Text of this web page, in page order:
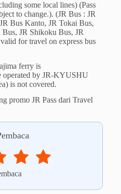
some local lines) (Pass
to change.). (JR Bus : JR
Bus Kanto, JR Tokai Bus,
Bus, JR Shikoku Bus, JR
for travel on express bus
ferry is
by JR-KYUSHU
is not covered.
promo JR Pass dari Travel